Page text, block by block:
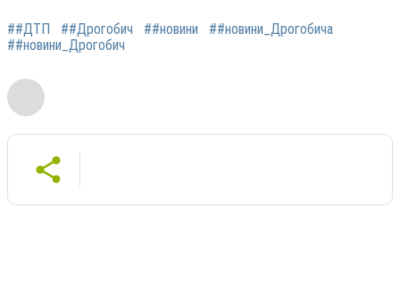
##ДТП ##Дрогобич ##новини
##новини_Дрогобича
##новини_Дрогобич